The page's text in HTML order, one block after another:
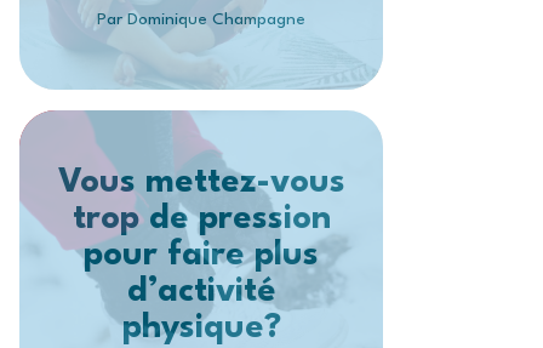
Par Dominique Champagne
Vous mettez-vous
trop de pression
pour faire plus
d’activité
physique?